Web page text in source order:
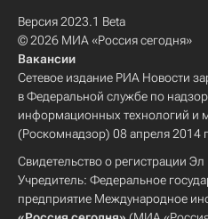
Версия 2023.1 Beta
© 2026 МИА «Россия сегодня»
Вакансии
Сетевое издание РИА Новости
в Федеральной службе по
информационных технологий и
(Роскомнадзор) 08 апреля 2014
Свидетельство о регистрации
Учредитель: Федеральное
предприятие Международное